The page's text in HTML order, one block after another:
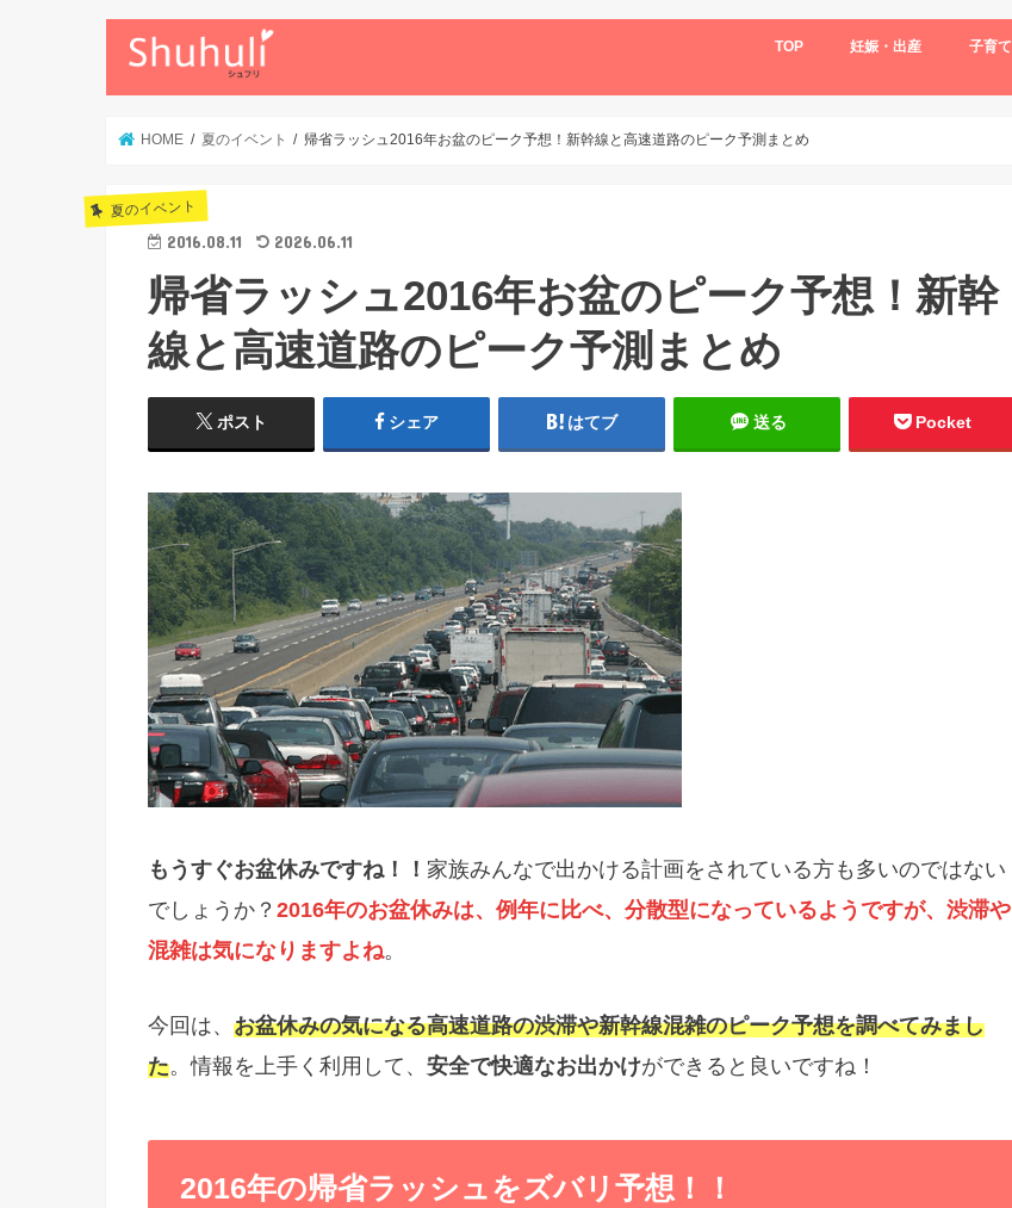
TOP 妊娠・出産 子育て
HOME 夏のイベント 帰省ラッシュ2016年お盆のピーク予想！新幹線と高速道路のピーク予測まとめ
夏のイベント
2016.08.11 2026.06.11
帰省ラッシュ2016年お盆のピーク予想！新幹
線と高速道路のピーク予測まとめ
ポスト シェア はてブ 送る Pocket
もうすぐお盆休みですね！！ 家族みんなで出かける計画をされている方も多いのではない
でしょうか？ 2016年のお盆休みは、例年に比べ、分散型になっているようですが、渋滞や
混雑は気になりますよね。
今回は、 お盆休みの気になる高速道路の渋滞や新幹線混雑のピーク予想を調べてみまし
た。情報を上手く利用して、 安全で快適なお出かけができると良いですね！
2016年の帰省ラッシュをズバリ予想！！